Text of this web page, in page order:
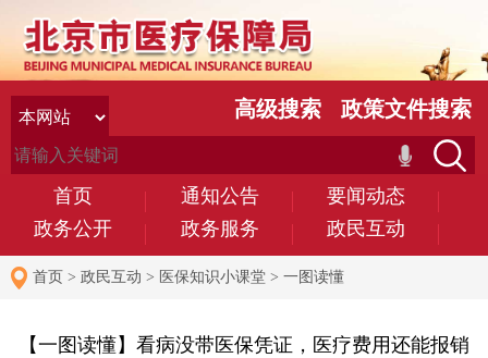
首页 通知公告
要闻动态
政务公开
政务服务 政民互动
高级搜索 政策文件搜索
首页 > 政民互动 > 医保知识小课堂 > 一图读懂
【一图读懂】看病没带医保凭证，医疗费用还能报销